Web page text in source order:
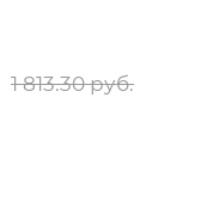
1 813.30руб.